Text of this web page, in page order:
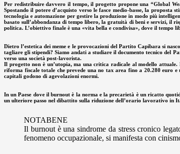
Per redistribuire davvero il tempo, il progetto propone una “Global
Spostando il potere d’acquisto verso le fasce medio-basse, la
tecnologia e automazione per gestire la produzione in modo più
basato sull’abbondanza di tempo libero, la gratuità di beni e servizi, il
politica. L’obiettivo finale è una «vita bella e condivisa», dove il tempo
Dietro l’estetica dei meme e le provocazioni del Partito Capibara si
tagliare gli stipendi? Siamo andati a studiare il documento tecnico del
verso una società post-lavorista.
Il progetto non è un’utopia, ma una critica radicale al modello
riforma fiscale totale che prevede una no tax area fino a 20.280 euro
capitali godono di agevolazioni enormi.
In un Paese dove il burnout è la norma e la precarietà è un ricatto
un ulteriore passo nel dibattito sulla riduzione dell’orario lavorativo in
NOTABENE
Il burnout è una sindrome da stress cronico
fenomeno occupazionale, si manifesta con